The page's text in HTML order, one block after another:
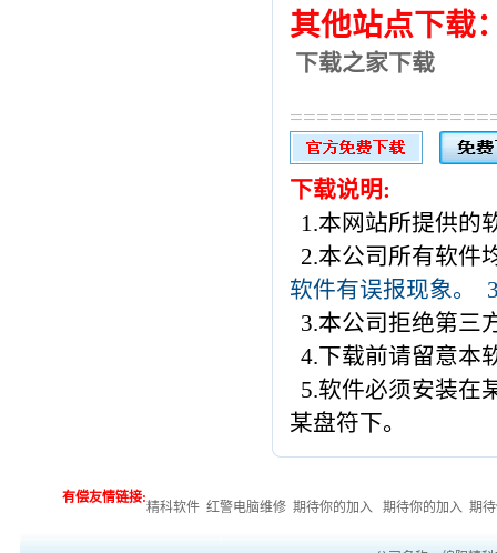
其他站点下载
下载之家下载
下载说明:
1.本网站所提供的
2.本公司所有软件
软件有误报现象。
3.本公司拒绝第三
4.下载前请留意本
5.软件必须安装在
某盘符下。
有偿友情链接:
精科软件 红警电脑维修 期待你的加入 期待你的加入 期